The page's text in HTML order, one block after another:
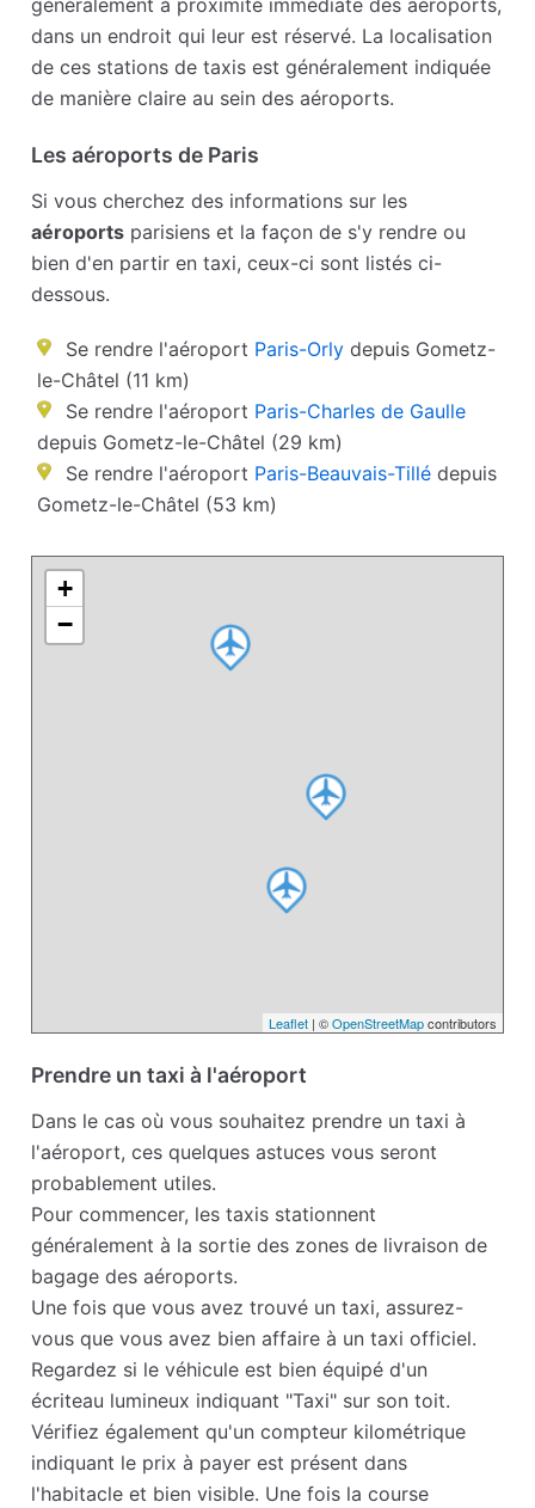
généralement à proximité immédiate des aéroports,
dans un endroit qui leur est réservé. La localisation
de ces stations de taxis est généralement indiquée
de manière claire au sein des aéroports.
Les aéroports de Paris
Si vous cherchez des informations sur les
aéroports parisiens et la façon de s'y rendre ou
bien d'en partir en taxi, ceux-ci sont listés ci-
dessous.
Se rendre l'aéroport Paris-Orly depuis Gometz-
le-Châtel (11 km)
Se rendre l'aéroport Paris-Charles de Gaulle
depuis Gometz-le-Châtel (29 km)
Se rendre l'aéroport Paris-Beauvais-Tillé depuis
Gometz-le-Châtel (53 km)
+
−
Leaflet| ©OpenStreetMapcontributors
Prendre un taxi à l'aéroport
Dans le cas où vous souhaitez prendre un taxi à
l'aéroport, ces quelques astuces vous seront
probablement utiles.
Pour commencer, les taxis stationnent
généralement à la sortie des zones de livraison de
bagage des aéroports.
Une fois que vous avez trouvé un taxi, assurez-
vous que vous avez bien affaire à un taxi officiel.
Regardez si le véhicule est bien équipé d'un
écriteau lumineux indiquant "Taxi" sur son toit.
Vérifiez également qu'un compteur kilométrique
indiquant le prix à payer est présent dans
l'habitacle et bien visible. Une fois la course